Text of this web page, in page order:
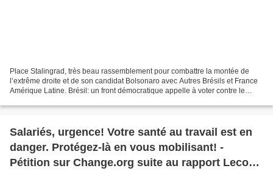
Place Stalingrad, très beau rassemblement pour combattre la montée de
l’extrême droite et de son candidat Bolsonaro avec Autres Brésils et France
Amérique Latine. Brésil: un front démocratique appelle à voter contre le
Salariés, urgence! Votre santé au travail est en
danger. Protégez-là en vous mobilisant! -
Pétition sur Change.org suite au rapport Lecocq